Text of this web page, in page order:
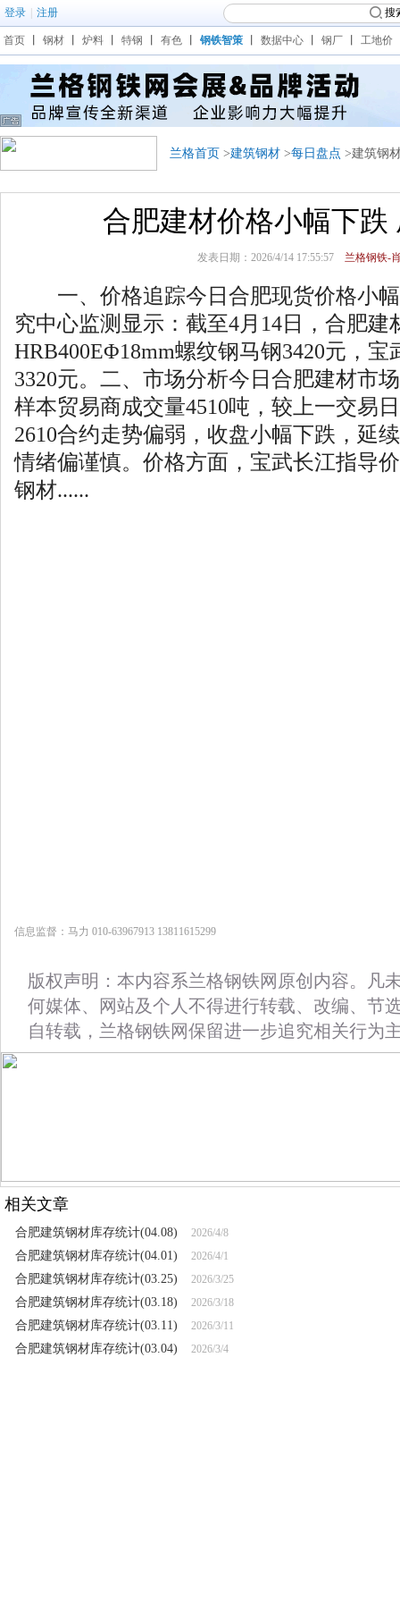
登录 注册 搜
首页 钢材 炉料 特钢 有色 钢铁智策 数据中心 钢厂 工地价
兰格首页 >建筑钢材 >每日盘点 >建筑钢
合肥建材价格小幅下跌
发表日期：2026/4/14 17:55:57兰格钢铁-
一、价格追踪今日合肥现货价格小幅
究中心监测显示：截至4月14日，合肥建
HRB400EΦ18mm螺纹钢马钢3420元，宝
3320元。二、市场分析今日合肥建材市
样本贸易商成交量4510吨，较上一交易
2610合约走势偏弱，收盘小幅下跌，延
情绪偏谨慎。价格方面，宝武长江指导
钢材......
信息监督：马力 010-63967913 13811615299
版权声明：本内容系兰格钢铁网原创内容。凡
何媒体、网站及个人不得进行转载、改编、节
自转载，兰格钢铁网保留进一步追究相关行为
相关文章
合肥建筑钢材库存统计(04.08) 2026/4/8
合肥建筑钢材库存统计(04.01) 2026/4/1
合肥建筑钢材库存统计(03.25) 2026/3/25
合肥建筑钢材库存统计(03.18) 2026/3/18
合肥建筑钢材库存统计(03.11) 2026/3/11
合肥建筑钢材库存统计(03.04) 2026/3/4